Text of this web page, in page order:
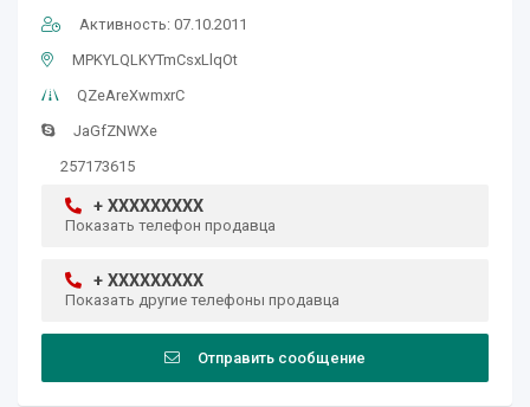
Активность: 07.10.2011
MPKYLQLKYTmCsxLlqOt
QZeAreXwmxrC
JaGfZNWXe
257173615
+ XXXXXXXXX
Показать телефон продавца
+ XXXXXXXXX
Показать другие телефоны продавца
Отправить сообщение